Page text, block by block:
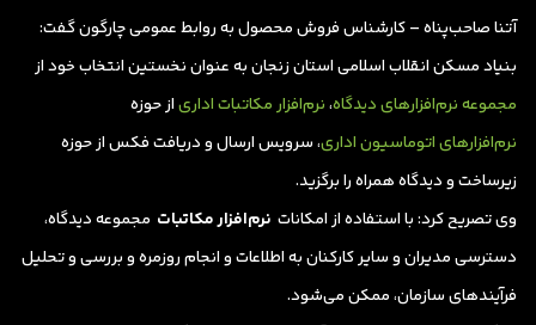
آتنا صاحب‌پناه – کارشناس فروش محصول به روابط عمومی چارگون گفت:
بنیاد مسکن انقلاب اسلامی استان زنجان به عنوان نخستین انتخاب خود از
مجموعه نرم‌افزارهای دیدگاه،نرم‌افزار مکاتبات اداریاز حوزه
نرم‌افزارهای اتوماسیون اداری، سرویس‌ ارسال و دریافت فکس از حوزه
زیرساخت و دیدگاه همراه را برگزید.
وی تصریح کرد: با استفاده از امکانات نرم‌افزار مکاتبات مجموعه دیدگاه،
دسترسی مدیران و سایر کارکنان به اطلاعات و انجام روزمره و بررسی و تحلیل
فرآیندهای سازمان، ممکن می‌شود.